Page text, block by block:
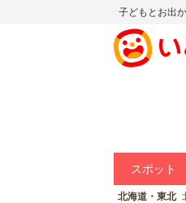
子どもとお出
スポット
北海道・東北